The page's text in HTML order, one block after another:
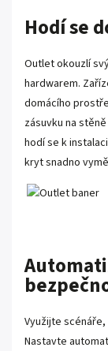
Hodí se
Outlet okouzlí
hardwarem.
domácího
zásuvku na
hodí se k
kryt snadno
Využijte
Nastavte